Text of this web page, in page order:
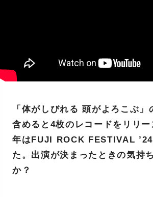
「体がしびれる 頭がよろこぶ」
含めると4枚のレコードをリリ
年はFUJI ROCK FESTIVAL ’24
た。出演が決まったときの気持
か？